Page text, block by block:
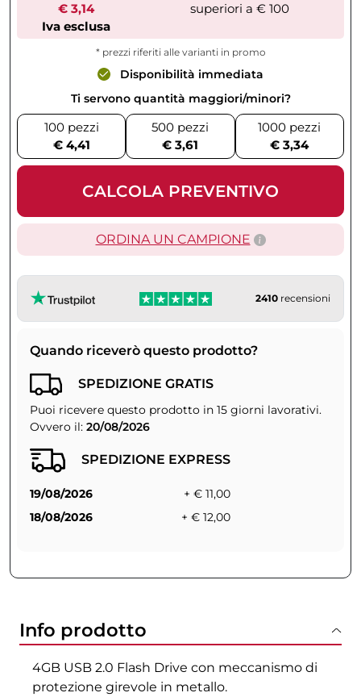
€ 3,14
Iva esclusa
superiori a € 100
* prezzi riferiti alle varianti in promo
Disponibilità immediata
Ti servono quantità maggiori/minori?
100 pezzi
€ 4,41
500 pezzi
€ 3,61
1000 pezzi
€ 3,34
CALCOLA PREVENTIVO
ORDINA UN CAMPIONE
2410 recensioni
Quando riceverò questo prodotto?
SPEDIZIONE GRATIS
Puoi ricevere questo prodotto in 15 giorni lavorativi.
Ovvero il: 20/08/2026
SPEDIZIONE EXPRESS
19/08/2026
+ € 11,00
18/08/2026
+ € 12,00
Info prodotto
4GB USB 2.0 Flash Drive con meccanismo di
protezione girevole in metallo.